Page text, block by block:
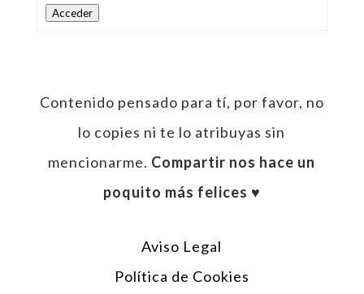
Acceder
Contenido pensado para tí, por favor, no
lo copies ni te lo atribuyas sin
mencionarme. Compartir nos hace un
poquito más felices ♥︎
Aviso Legal
Política de Cookies